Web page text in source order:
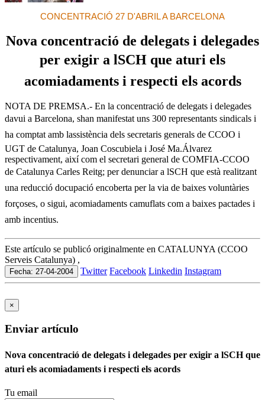
CONCENTRACIÓ 27 D'ABRIL A BARCELONA
Nova concentració de delegats i delegades
per exigir a lSCH que aturi els
acomiadaments i respecti els acords
NOTA DE PREMSA.- En la concentració de delegats i delegades
davui a Barcelona, shan manifestat uns 300 representants sindicals i
ha comptat amb lassistència dels secretaris generals de CCOO i
UGT de Catalunya, Joan Coscubiela i José Ma.Álvarez
respectivament, així com el secretari general de COMFIA-CCOO
de Catalunya Carles Reitg; per denunciar a lSCH que està realitzant
una reducció docupació encoberta per la via de baixes voluntàries
forçoses, o sigui, acomiadaments camuflats com a baixes pactades i
amb incentius.
Este artículo se publicó originalmente en CATALUNYA (CCOO
Serveis Catalunya) ,
Fecha: 27-04-2004 Twitter Facebook Linkedin Instagram
×
Enviar artículo
Nova concentració de delegats i delegades per exigir a lSCH que
aturi els acomiadaments i respecti els acords
Tu email